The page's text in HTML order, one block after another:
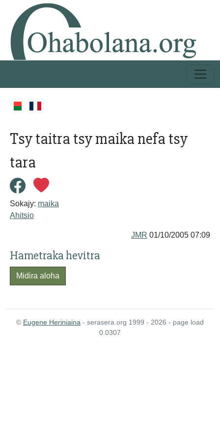
Tsy taitra tsy maika nefa tsy
tara
Sokajy: maika
Ahitsio
JMR 01/10/2005 07:09
Hametraka hevitra
Midira aloha
© Eugene Heriniaina - serasera.org 1999 - 2026 - page load
0.0307